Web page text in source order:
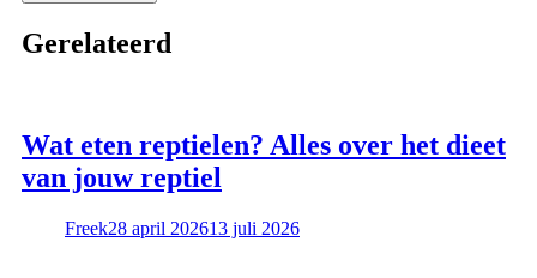
Gerelateerd
Wat eten reptielen? Alles over het dieet
van jouw reptiel
Freek28 april 202613 juli 2026